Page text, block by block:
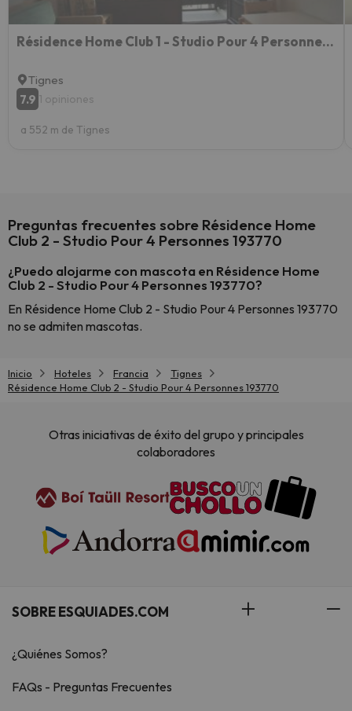
Résidence Home Club 1 - Studio Pour 4 Personnes 194321
Tignes
7.9 1 opiniones
a 552 m de Tignes
Preguntas frecuentes sobre Résidence Home
Club 2 - Studio Pour 4 Personnes 193770
¿Puedo alojarme con mascota en Résidence Home
Club 2 - Studio Pour 4 Personnes 193770?
En Résidence Home Club 2 - Studio Pour 4 Personnes 193770
no se admiten mascotas.
Inicio Hoteles Francia
Tignes
Résidence Home Club 2 - Studio Pour 4 Personnes 193770
Otras iniciativas de éxito del grupo y principales
colaboradores
SOBRE ESQUIADES.COM
¿Quiénes Somos?
FAQs - Preguntas Frecuentes